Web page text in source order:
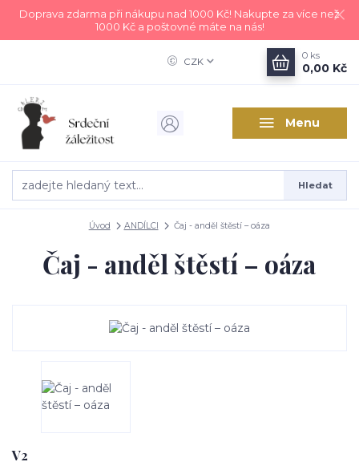
Doprava zdarma při nákupu nad 1000 Kč! Nakupte za více než
1000 Kč a poštovné máte na nás!
Menu
CZK
Hledat
0 ks
0,00 Kč
Úvod ANDÍLCI Čaj - anděl štěstí – oáza
Čaj - anděl štěstí – oáza
V2